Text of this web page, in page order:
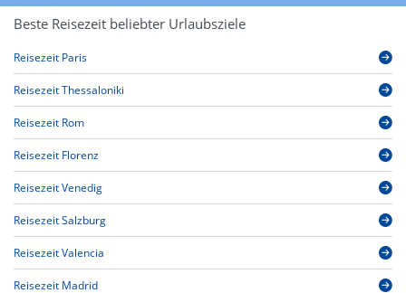
Beste Reisezeit beliebter Urlaubsziele
Reisezeit Paris
Reisezeit Thessaloniki
Reisezeit Rom
Reisezeit Florenz
Reisezeit Venedig
Reisezeit Salzburg
Reisezeit Valencia
Reisezeit Madrid